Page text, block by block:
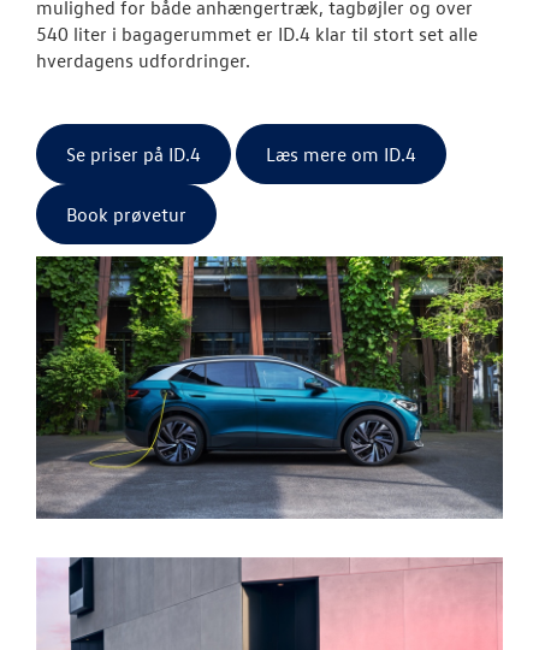
mulighed for både anhængertræk, tagbøjler og over
540 liter i bagagerummet er ID.4 klar til stort set alle
hverdagens udfordringer.
Se priser på ID.4 Læs mere om ID.4
Book prøvetur